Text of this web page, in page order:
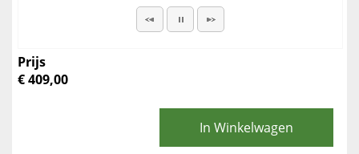
Prijs
€ 409,00
In Winkelwagen